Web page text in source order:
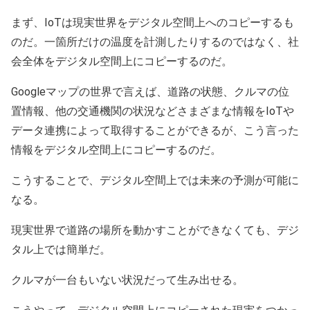
まず、IoTは現実世界をデジタル空間上へのコピーするも
のだ。一箇所だけの温度を計測したりするのではなく、社
会全体をデジタル空間上にコピーするのだ。
Googleマップの世界で言えば、道路の状態、クルマの位
置情報、他の交通機関の状況などさまざまな情報をIoTや
データ連携によって取得することができるが、こう言った
情報をデジタル空間上にコピーするのだ。
こうすることで、デジタル空間上では未来の予測が可能に
なる。
現実世界で道路の場所を動かすことができなくても、デジ
タル上では簡単だ。
クルマが一台もいない状況だって生み出せる。